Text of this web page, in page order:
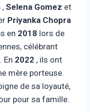
, Selena Gomez et
Priyanka Chopra
en 2018 lors de
célébrant
En 2022 , ils ont
mère porteuse.
de sa loyauté,
pour sa famille.